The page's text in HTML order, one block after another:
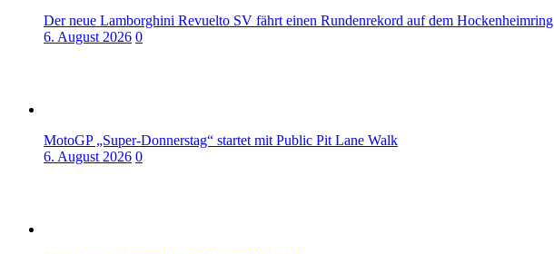
Der neue Lamborghini Revuelto SV fährt einen Rundenrekord auf dem Hockenheimring
6. August 2026 0
MotoGP „Super-Donnerstag“ startet mit Public Pit Lane Walk
6. August 2026 0